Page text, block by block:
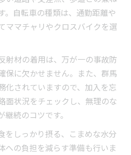
通勤の所要時間と目安
疲れにくい走り方のポイント
慮した現実的なルート選び
じる達成感と続ける秘訣
脂肪減少実感の違い
楽しむための基礎知識
き自転車通勤の基本ルール
らすための走行マナー
。自転車の種類は、通勤距離や
ママチャリやクロスバイクを選
射材の着用は、万が一の事故防
保に欠かせません。また、群馬
化されていますので、加入を忘
面状況をチェックし、無理のな
続のコツです。
をしっかり摂る、こまめな水分
への負担を減らす準備も行いま